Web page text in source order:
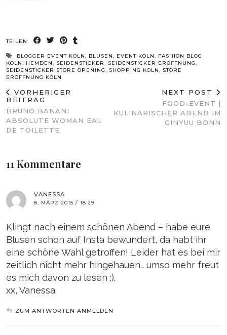
TEILEN:
BLOGGER EVENT KÖLN, BLUSEN, EVENT KÖLN, FASHION BLOG
KÖLN, HEMDEN, SEIDENSTICKER, SEIDENSTICKER ERÖFFNUNG,
SEIDENSTICKER STORE OPENING, SHOPPING KÖLN, STORE
ERÖFFNUNG KÖLN
VORHERIGER
BEITRAG
BRUNO BANANI
ABSOLUTE WOMAN EAU
DE TOILETTE
NEXT POST
FOOD-EVENT |
KULINARISCHER ABEND IM
GINYUU BONN
11 Kommentare
VANESSA
8. MÄRZ 2015 / 18:29
Klingt nach einem schönen Abend – habe eure
Blusen schon auf Insta bewundert, da habt ihr
eine schöne Wahl getroffen! Leider hat es bei mir
zeitlich nicht mehr hingehauen… umso mehr freut
es mich davon zu lesen ;).
xx, Vanessa
ZUM ANTWORTEN ANMELDEN